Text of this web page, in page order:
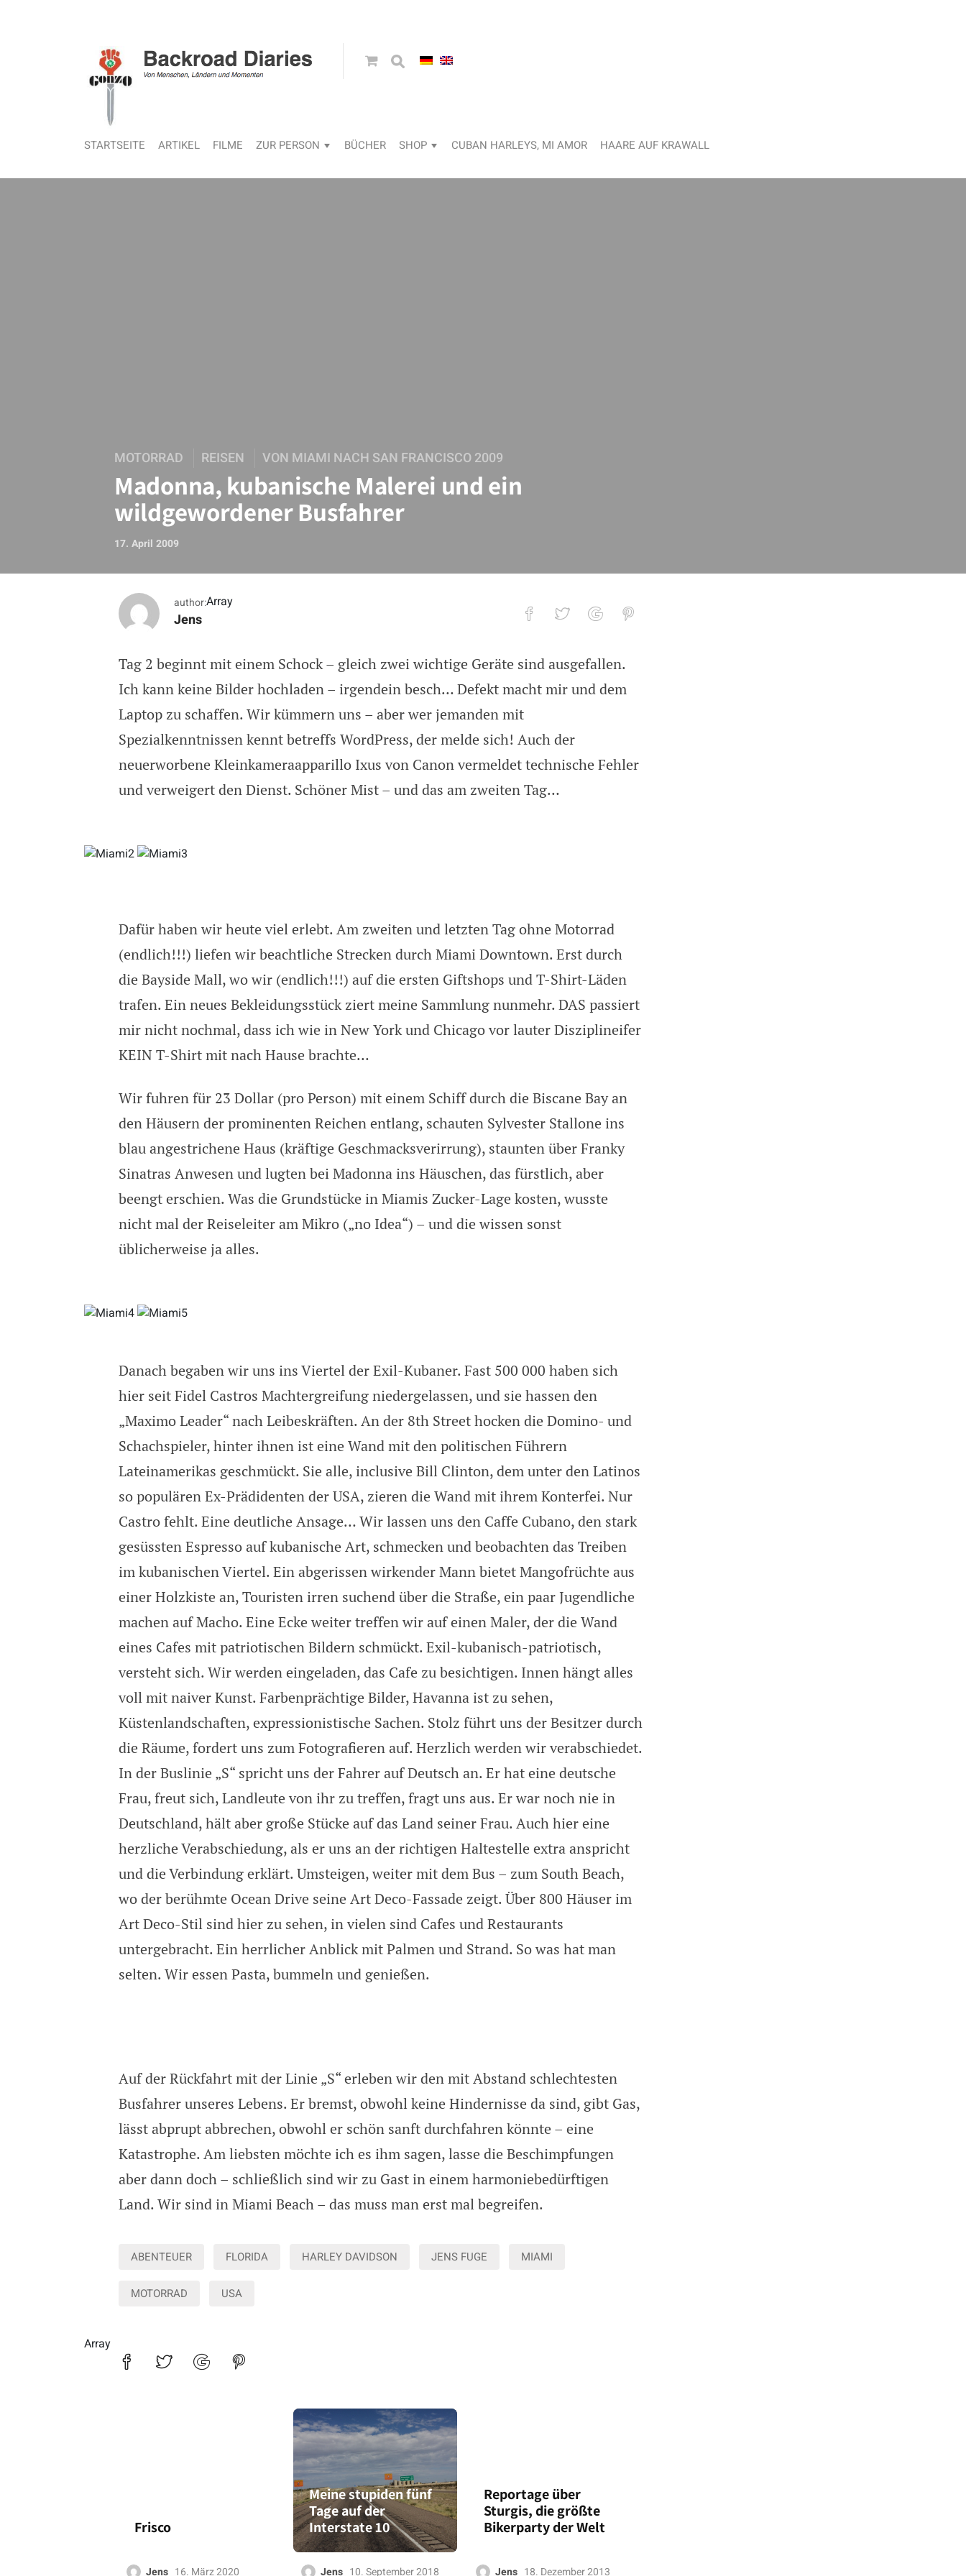
STARTSEITE ARTIKEL FILME ZUR PERSON BÜCHER SHOP CUBAN HARLEYS, MI AMOR HAARE AUF KRAWALL
MOTORRAD REISEN VON MIAMI NACH SAN FRANCISCO 2009
Madonna, kubanische Malerei und ein
wildgewordener Busfahrer
17. April 2009
author:
Jens
Array
Madonna, kubanische Malerei und ein wildgewordener Busfahrer
Tag 2 beginnt mit einem Schock – gleich zwei wichtige Geräte sind ausgefallen.
Ich kann keine Bilder hochladen – irgendein besch… Defekt macht mir und dem
Laptop zu schaffen. Wir kümmern uns – aber wer jemanden mit
Spezialkenntnissen kennt betreffs WordPress, der melde sich! Auch der
neuerworbene Kleinkameraapparillo Ixus von Canon vermeldet technische Fehler
und verweigert den Dienst. Schöner Mist – und das am zweiten Tag…
Dafür haben wir heute viel erlebt. Am zweiten und letzten Tag ohne Motorrad
(endlich!!!) liefen wir beachtliche Strecken durch Miami Downtown. Erst durch
die Bayside Mall, wo wir (endlich!!!) auf die ersten Giftshops und T-Shirt-Läden
trafen. Ein neues Bekleidungsstück ziert meine Sammlung nunmehr. DAS passiert
mir nicht nochmal, dass ich wie in New York und Chicago vor lauter Disziplineifer
KEIN T-Shirt mit nach Hause brachte…
Wir fuhren für 23 Dollar (pro Person) mit einem Schiff durch die Biscane Bay an
den Häusern der prominenten Reichen entlang, schauten Sylvester Stallone ins
blau angestrichene Haus (kräftige Geschmacksverirrung), staunten über Franky
Sinatras Anwesen und lugten bei Madonna ins Häuschen, das fürstlich, aber
beengt erschien. Was die Grundstücke in Miamis Zucker-Lage kosten, wusste
nicht mal der Reiseleiter am Mikro („no Idea“) – und die wissen sonst
üblicherweise ja alles.
Danach begaben wir uns ins Viertel der Exil-Kubaner. Fast 500 000 haben sich
hier seit Fidel Castros Machtergreifung niedergelassen, und sie hassen den
„Maximo Leader“ nach Leibeskräften. An der 8th Street hocken die Domino- und
Schachspieler, hinter ihnen ist eine Wand mit den politischen Führern
Lateinamerikas geschmückt. Sie alle, inclusive Bill Clinton, dem unter den Latinos
so populären Ex-Prädidenten der USA, zieren die Wand mit ihrem Konterfei. Nur
Castro fehlt. Eine deutliche Ansage… Wir lassen uns den Caffe Cubano, den stark
gesüssten Espresso auf kubanische Art, schmecken und beobachten das Treiben
im kubanischen Viertel. Ein abgerissen wirkender Mann bietet Mangofrüchte aus
einer Holzkiste an, Touristen irren suchend über die Straße, ein paar Jugendliche
machen auf Macho. Eine Ecke weiter treffen wir auf einen Maler, der die Wand
eines Cafes mit patriotischen Bildern schmückt. Exil-kubanisch-patriotisch,
versteht sich. Wir werden eingeladen, das Cafe zu besichtigen. Innen hängt alles
voll mit naiver Kunst. Farbenprächtige Bilder, Havanna ist zu sehen,
Küstenlandschaften, expressionistische Sachen. Stolz führt uns der Besitzer durch
die Räume, fordert uns zum Fotografieren auf. Herzlich werden wir verabschiedet.
In der Buslinie „S“ spricht uns der Fahrer auf Deutsch an. Er hat eine deutsche
Frau, freut sich, Landleute von ihr zu treffen, fragt uns aus. Er war noch nie in
Deutschland, hält aber große Stücke auf das Land seiner Frau. Auch hier eine
herzliche Verabschiedung, als er uns an der richtigen Haltestelle extra anspricht
und die Verbindung erklärt. Umsteigen, weiter mit dem Bus – zum South Beach,
wo der berühmte Ocean Drive seine Art Deco-Fassade zeigt. Über 800 Häuser im
Art Deco-Stil sind hier zu sehen, in vielen sind Cafes und Restaurants
untergebracht. Ein herrlicher Anblick mit Palmen und Strand. So was hat man
selten. Wir essen Pasta, bummeln und genießen.
Auf der Rückfahrt mit der Linie „S“ erleben wir den mit Abstand schlechtesten
Busfahrer unseres Lebens. Er bremst, obwohl keine Hindernisse da sind, gibt Gas,
lässt abprupt abbrechen, obwohl er schön sanft durchfahren könnte – eine
Katastrophe. Am liebsten möchte ich es ihm sagen, lasse die Beschimpfungen
aber dann doch – schließlich sind wir zu Gast in einem harmoniebedürftigen
Land. Wir sind in Miami Beach – das muss man erst mal begreifen.
ABENTEUER FLORIDA HARLEY DAVIDSON JENS FUGE MIAMI
MOTORRAD USA
Array
Frisco
Jens 16. März 2020
Meine stupiden fünf
Tage auf der
Interstate 10
Jens 10. September 2018
Reportage über
Sturgis, die größte
Bikerparty der Welt
Jens 18. Dezember 2013